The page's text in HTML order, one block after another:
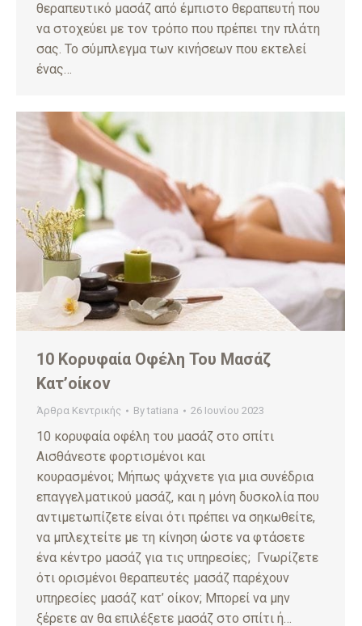
θεραπευτικό μασάζ από έμπιστο θεραπευτή που
να στοχεύει με τον τρόπο που πρέπει την πλάτη
σας. Το σύμπλεγμα των κινήσεων που εκτελεί
ένας…
10 Κορυφαία Οφέλη Του Μασάζ
Κατ’οίκον
Άρθρα Κεντρικής Bytatiana 26 Ιουνίου 2023
10 κορυφαία οφέλη του μασάζ στο σπίτι
Αισθάνεστε φορτισμένοι και
κουρασμένοι; Μήπως ψάχνετε για μια συνέδρια
επαγγελματικού μασάζ, και η μόνη δυσκολία που
αντιμετωπίζετε είναι ότι πρέπει να σηκωθείτε,
να μπλεχτείτε με τη κίνηση ώστε να φτάσετε
ένα κέντρο μασάζ για τις υπηρεσίες; Γνωρίζετε
ότι ορισμένοι θεραπευτές μασάζ παρέχουν
υπηρεσίες μασάζ κατ’ οίκον; Μπορεί να μην
ξέρετε αν θα επιλέξετε μασάζ στο σπίτι ή…